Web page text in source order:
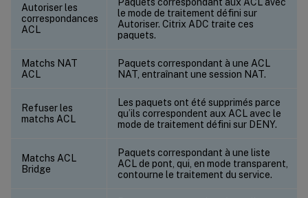
Autoriser les
correspondances
ACL
le mode de traitement défini sur
Autoriser. Citrix ADC traite ces
paquets.
Matchs NAT
ACL
Paquets correspondant à une ACL
NAT, entraînant une session NAT.
Refuser les
matchs ACL
Les paquets ont été supprimés parce
qu’ils correspondent aux ACL avec le
mode de traitement défini sur DENY.
Matchs ACL
Bridge
Paquets correspondant à une liste
ACL de pont, qui, en mode transparent,
contourne le traitement du service.